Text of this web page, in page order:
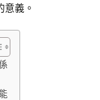
義。